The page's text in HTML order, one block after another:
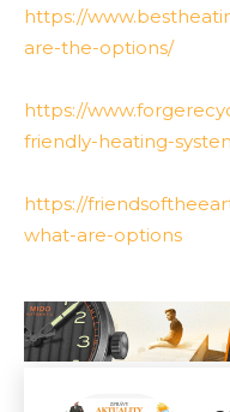
https://
are-the-options/
https://
friendly-heating-
https://
what-are-options